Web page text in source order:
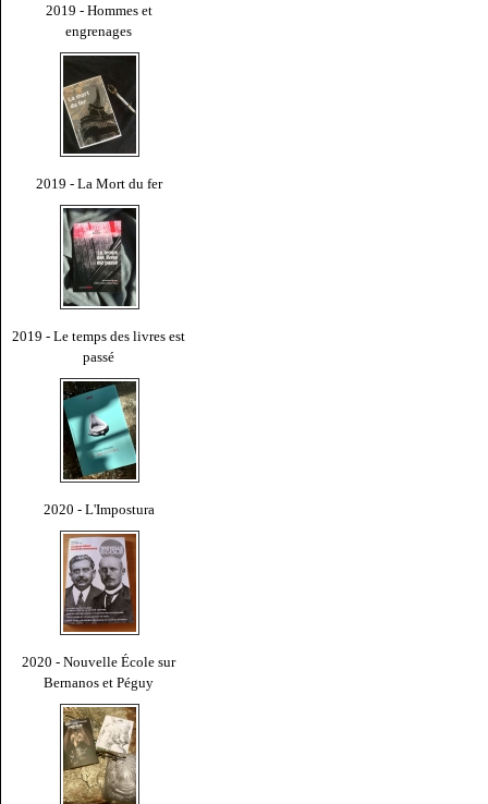
2019 - Hommes et
engrenages
2019 - La Mort du fer
2019 - Le temps des livres est
passé
2020 - L'Impostura
2020 - Nouvelle École sur
Bernanos et Péguy